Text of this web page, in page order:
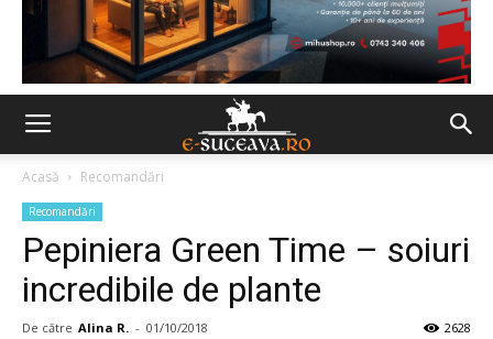
Acasă Recomandări
Recomandări
Pepiniera Green Time – soiuri
incredibile de plante
De către Alina R. - 01/10/2018 2628